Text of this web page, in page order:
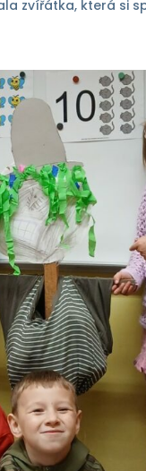
zvířátka, která si